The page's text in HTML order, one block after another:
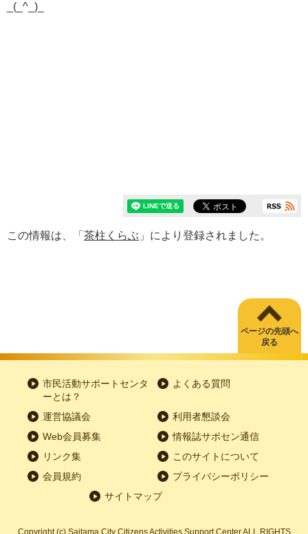
_(_^_)_
この情報は、「 茶柱くらぶ 」により登録されました。
ページの先頭へ
戻る
市民活動サポートセンタ
ーとは？
よくある質問
運営協議会
利用者懇談会
Web会員募集
情報誌サポセン通信
リンク集
このサイトについて
会員規約
プライバシーポリシー
サイトマップ
Copyright (c) Saitama City Citizens Activities Support Center ALL RIGHTS